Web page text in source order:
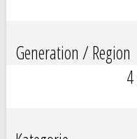
Generation / Region